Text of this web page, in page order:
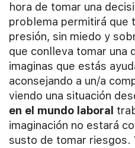
hora de tomar una
problema permitirá que
presión, sin miedo y
que conlleva tomar una
imaginas que estás
aconsejando a un/a
viendo una situación
en el mundo laboral
imaginación no estará
susto de tomar riesgos.